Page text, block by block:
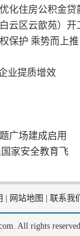
化住房公积金贷
云区云歆苑）开
保护 乘势而上推
业提质增效
广场建成启用
国家安全教育飞
网站地图 联系我们
All rights